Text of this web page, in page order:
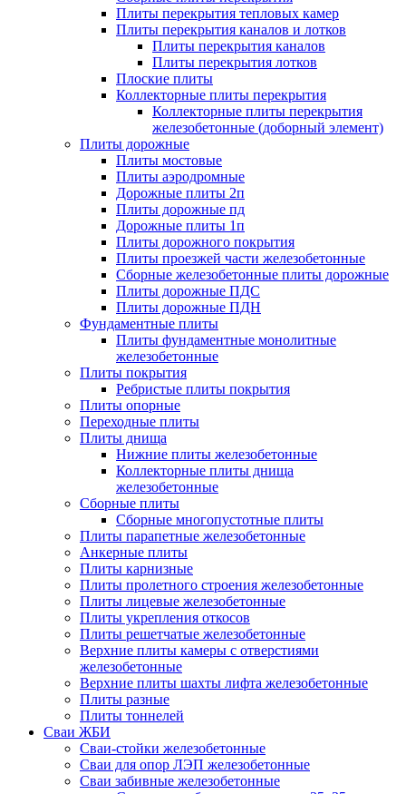
Плиты перекрытия тепловых камер
Плиты перекрытия каналов и лотков
Плиты перекрытия каналов
Плиты перекрытия лотков
Плоские плиты
Коллекторные плиты перекрытия
Коллекторные плиты перекрытия
железобетонные (доборный элемент)
Плиты дорожные
Плиты мостовые
Плиты аэродромные
Дорожные плиты 2п
Плиты дорожные пд
Дорожные плиты 1п
Плиты дорожного покрытия
Плиты проезжей части железобетонные
Сборные железобетонные плиты дорожные
Плиты дорожные ПДС
Плиты дорожные ПДН
Фундаментные плиты
Плиты фундаментные монолитные
железобетонные
Плиты покрытия
Ребристые плиты покрытия
Плиты опорные
Переходные плиты
Плиты днища
Нижние плиты железобетонные
Коллекторные плиты днища
железобетонные
Сборные плиты
Сборные многопустотные плиты
Плиты парапетные железобетонные
Анкерные плиты
Плиты карнизные
Плиты пролетного строения железобетонные
Плиты лицевые железобетонные
Плиты укрепления откосов
Плиты решетчатые железобетонные
Верхние плиты камеры с отверстиями
железобетонные
Верхние плиты шахты лифта железобетонные
Плиты разные
Плиты тоннелей
Сваи ЖБИ
Сваи-стойки железобетонные
Сваи для опор ЛЭП железобетонные
Сваи забивные железобетонные